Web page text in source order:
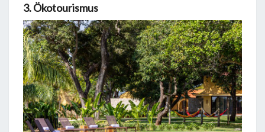
3. Ökotourismus